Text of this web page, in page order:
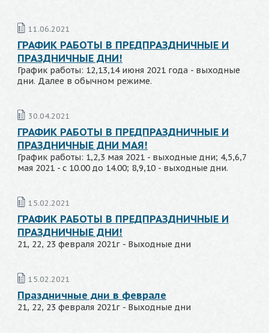
11.06.2021
ГРАФИК РАБОТЫ В ПРЕДПРАЗДНИЧНЫЕ И
ПРАЗДНИЧНЫЕ ДНИ!
График работы: 12,13,14 июня 2021 года - выходные
дни. Далее в обычном режиме.
30.04.2021
ГРАФИК РАБОТЫ В ПРЕДПРАЗДНИЧНЫЕ И
ПРАЗДНИЧНЫЕ ДНИ МАЯ!
График работы: 1,2,3 мая 2021 - выходные дни; 4,5,6,7
мая 2021 - с 10.00 до 14.00; 8,9,10 - выходные дни.
15.02.2021
ГРАФИК РАБОТЫ В ПРЕДПРАЗДНИЧНЫЕ И
ПРАЗДНИЧНЫЕ ДНИ!
21, 22, 23 февраля 2021г - Выходные дни
15.02.2021
Праздничные дни в феврале
21, 22, 23 февраля 2021г - Выходные дни